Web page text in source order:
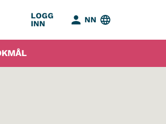
LOGG
INN
NN